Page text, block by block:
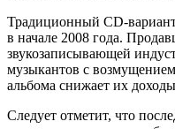
Традиционный CD-
в начале 2008 года.
звукозаписывающей
музыкантов с
альбома снижает их
Следует отметит, что